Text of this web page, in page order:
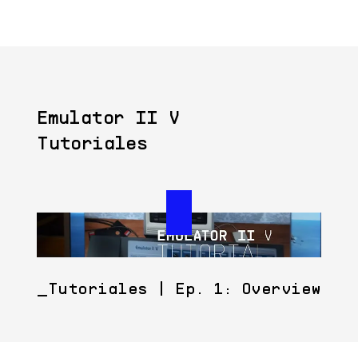
Emulator II V
Tutoriales
Tutoriales | Ep. 1: Overview